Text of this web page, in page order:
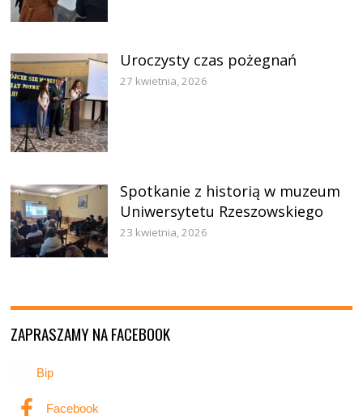
Uroczysty czas pożegnań
27 kwietnia, 2026
Spotkanie z historią w muzeum
Uniwersytetu Rzeszowskiego
23 kwietnia, 2026
ZAPRASZAMY NA FACEBOOK
Bip
Facebook